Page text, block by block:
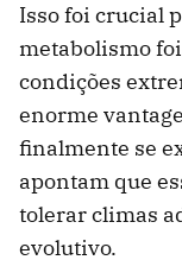
Isso foi crucial
metabolismo
condições
enorme
finalmente se
apontam que
tolerar climas
evolutivo.